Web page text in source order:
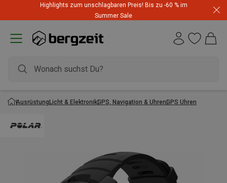
Highlights zum unschlagbaren Preis! Bis zu -60 % im
Summer Sale
AusrüstungLicht & ElektronikGPS, Navigation & UhrenGPS Uhren